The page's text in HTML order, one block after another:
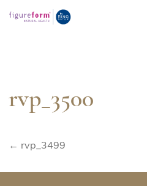
zum
rvp_3500
← rvp_3499